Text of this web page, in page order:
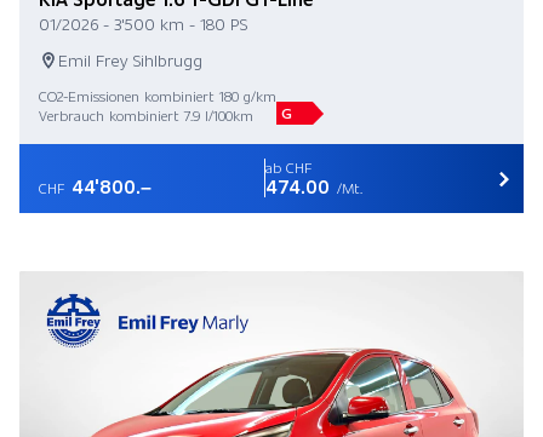
01/2026 - 3'500 km - 180 PS
Emil Frey Sihlbrugg
CO2-Emissionen kombiniert 180 g/km
Verbrauch kombiniert 7.9 l/100km
G
CHF 44'800.–
ab CHF
474.00 /Mt.